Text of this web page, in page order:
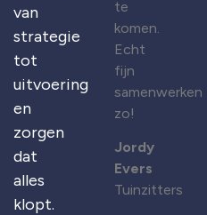
van
strategie
tot
uitvoering
en
zorgen
dat
alles
klopt.
te
komen.
Echt
fijn
samenwerken
zo!
Jordy
Evers
Tuinzitters